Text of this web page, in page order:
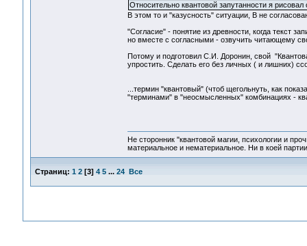
Относительно квантовой запутанности я
В этом то и "казусность" ситуации, В не
"Согласие" - понятие из древности, когда текст
но вместе с согласными - озвучить читающему
Потому и подготовил С.И. Доронин, свой
упростить. Сделать его без личных ( и лишних)
...термин "квантовый" (чтоб щегольнуть, как
"терминами" в "неосмысленных" комбинациях -
Не сторонник "квантовой магии, психологии и
материальное и нематериальное. Ни в коей
Страниц: 1 2[3] 4 5 ... 24 Все